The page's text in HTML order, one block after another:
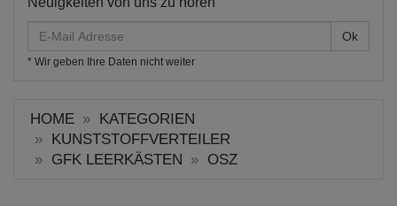
Mail
Adresse
* Wir geben Ihre Daten nicht weiter
HOME
KATEGORIEN
KUNSTSTOFFVERTEILER
GFK LEERKÄSTEN
OSZ